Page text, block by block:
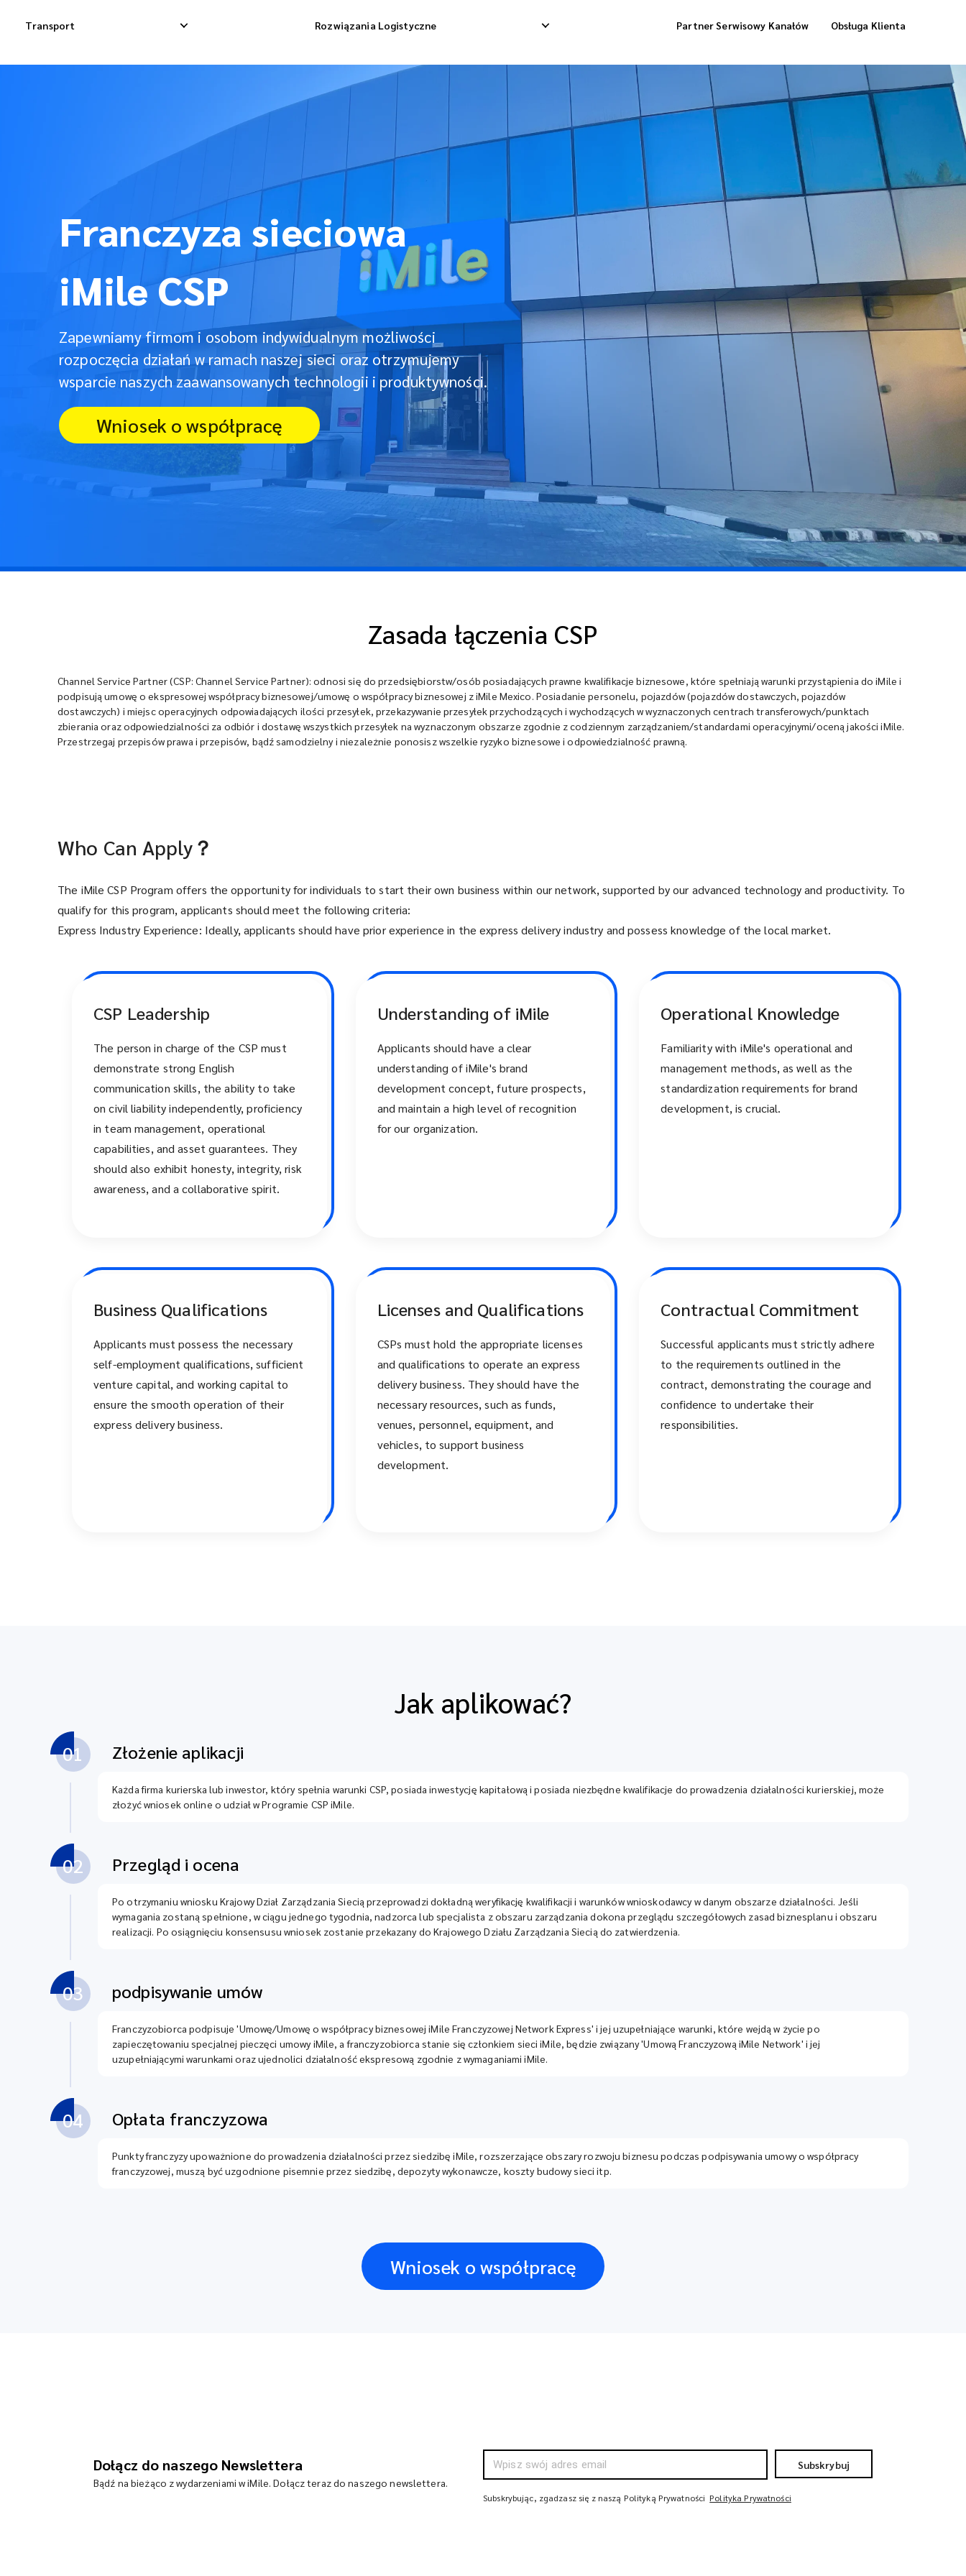
Transport Rozwiązania Logistyczne
Krajowa Dostawa Dropshippingowa
Międzynarodowa Dostawa Dropshippingowa
Międzynarodowa Dostawa Towarowa
Międzynarodowa Konsolidacja Wysyłek
Zarządzanie Zwrotami
Usługi Magazynowe
Dostawa Zrealizowanych Zamówień
Dostawa „Cool Box”
Partner Serwisowy Kanałów Obsługa Klienta
Franczyza sieciowa
iMile CSP
Zapewniamy firmom i osobom indywidualnym możliwości
rozpoczęcia działań w ramach naszej sieci oraz otrzymujemy
wsparcie naszych zaawansowanych technologii i produktywności.
Wniosek o współpracę
Zasada łączenia CSP
Channel Service Partner (CSP: Channel Service Partner): odnosi się do przedsiębiorstw/osób posiadających prawne kwalifikacje biznesowe, które spełniają warunki przystąpienia do iMile i
podpisują umowę o ekspresowej współpracy biznesowej/umowę o współpracy biznesowej z iMile Mexico. Posiadanie personelu, pojazdów (pojazdów dostawczych, pojazdów
dostawczych) i miejsc operacyjnych odpowiadających ilości przesyłek, przekazywanie przesyłek przychodzących i wychodzących w wyznaczonych centrach transferowych/punktach
zbierania oraz odpowiedzialności za odbiór i dostawę wszystkich przesyłek na wyznaczonym obszarze zgodnie z codziennym zarządzaniem/standardami operacyjnymi/oceną jakości iMile.
Przestrzegaj przepisów prawa i przepisów, bądź samodzielny i niezależnie ponosisz wszelkie ryzyko biznesowe i odpowiedzialność prawną.
Who Can Apply？
The iMile CSP Program offers the opportunity for individuals to start their own business within our network, supported by our advanced technology and productivity. To
qualify for this program, applicants should meet the following criteria:
Express Industry Experience: Ideally, applicants should have prior experience in the express delivery industry and possess knowledge of the local market.
CSP Leadership
The person in charge of the CSP must
demonstrate strong English
communication skills, the ability to take
on civil liability independently, proficiency
in team management, operational
capabilities, and asset guarantees. They
should also exhibit honesty, integrity, risk
awareness, and a collaborative spirit.
Understanding of iMile
Applicants should have a clear
understanding of iMile's brand
development concept, future prospects,
and maintain a high level of recognition
for our organization.
Operational Knowledge
Familiarity with iMile's operational and
management methods, as well as the
standardization requirements for brand
development, is crucial.
Business Qualifications
Applicants must possess the necessary
self-employment qualifications, sufficient
venture capital, and working capital to
ensure the smooth operation of their
express delivery business.
Licenses and Qualifications
CSPs must hold the appropriate licenses
and qualifications to operate an express
delivery business. They should have the
necessary resources, such as funds,
venues, personnel, equipment, and
vehicles, to support business
development.
Contractual Commitment
Successful applicants must strictly adhere
to the requirements outlined in the
contract, demonstrating the courage and
confidence to undertake their
responsibilities.
Jak aplikować?
01 Złożenie aplikacji
Każda firma kurierska lub inwestor, który spełnia warunki CSP, posiada inwestycję kapitałową i posiada niezbędne kwalifikacje do prowadzenia działalności kurierskiej, może
złożyć wniosek online o udział w Programie CSP iMile.
02 Przegląd i ocena
Po otrzymaniu wniosku Krajowy Dział Zarządzania Siecią przeprowadzi dokładną weryfikację kwalifikacji i warunków wnioskodawcy w danym obszarze działalności. Jeśli
wymagania zostaną spełnione, w ciągu jednego tygodnia, nadzorca lub specjalista z obszaru zarządzania dokona przeglądu szczegółowych zasad biznesplanu i obszaru
realizacji. Po osiągnięciu konsensusu wniosek zostanie przekazany do Krajowego Działu Zarządzania Siecią do zatwierdzenia.
03 podpisywanie umów
Franczyzobiorca podpisuje 'Umowę/Umowę o współpracy biznesowej iMile Franczyzowej Network Express' i jej uzupełniające warunki, które wejdą w życie po
zapieczętowaniu specjalnej pieczęci umowy iMile, a franczyzobiorca stanie się członkiem sieci iMile, będzie związany 'Umową Franczyzową iMile Network' i jej
uzupełniającymi warunkami oraz ujednolici działalność ekspresową zgodnie z wymaganiami iMile.
04 Opłata franczyzowa
Punkty franczyzy upoważnione do prowadzenia działalności przez siedzibę iMile, rozszerzające obszary rozwoju biznesu podczas podpisywania umowy o współpracy
franczyzowej, muszą być uzgodnione pisemnie przez siedzibę, depozyty wykonawcze, koszty budowy sieci itp.
Wniosek o współpracę
Dołącz do naszego Newslettera
Bądź na bieżąco z wydarzeniami w iMile. Dołącz teraz do naszego newslettera.
Subskrybuj
Subskrybując, zgadzasz się z naszą Polityką Prywatności Polityka Prywatności